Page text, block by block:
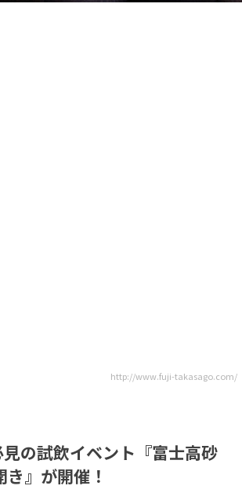
http://www.fuji-takasago.com/
の試飲イベント『富士高砂
』が開催！